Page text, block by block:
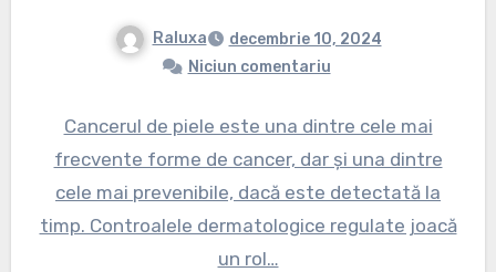
Raluxa
decembrie 10, 2024
Niciun comentariu
Cancerul de piele este una dintre cele mai
frecvente forme de cancer, dar și una dintre
cele mai prevenibile, dacă este detectată la
timp. Controalele dermatologice regulate joacă
un rol…